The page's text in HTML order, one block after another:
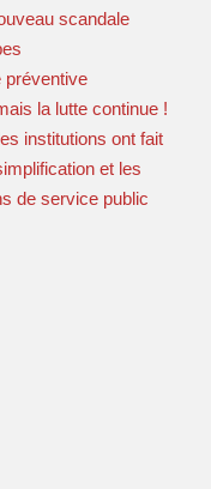
scandale
préventive
la lutte continue !
institutions ont fait
et les
de service public